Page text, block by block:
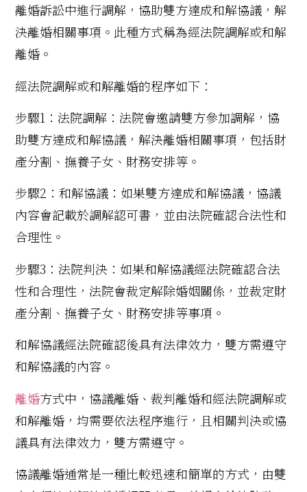
離婚訴訟中進行調解，協助雙方達成和解協議，解
決離婚相關事項。此種方式稱為經法院調解或和解
離婚。
經法院調解或和解離婚的程序如下：
步驟1：法院調解：法院會邀請雙方參加調解，協
助雙方達成和解協議，解決離婚相關事項，包括財
產分割、撫養子女、財務安排等。
步驟2：和解協議：如果雙方達成和解協議，協議
內容會記載於調解認可書，並由法院確認合法性和
合理性。
步驟3：法院判決：如果和解協議經法院確認合法
性和合理性，法院會裁定解除婚姻關係，並裁定財
產分割、撫養子女、財務安排等事項。
和解協議經法院確認後具有法律效力，雙方需遵守
和解協議的內容。
離婚方式中，協議離婚、裁判離婚和經法院調解或
和解離婚，均需要依法程序進行，且相關判決或協
議具有法律效力，雙方需遵守。
協議離婚通常是一種比較迅速和簡單的方式，由雙